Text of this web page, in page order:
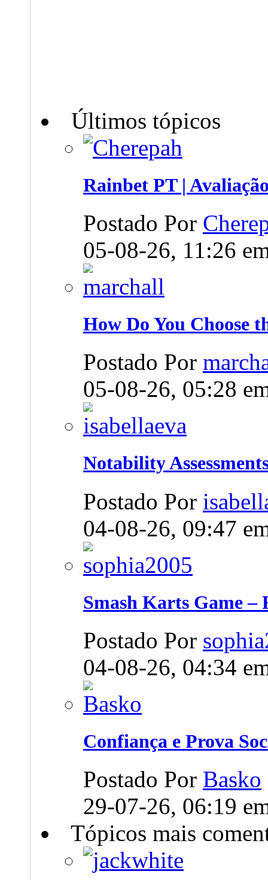
Últimos tópicos
Rainbet PT |
Postado Por
05-08-26, 11:26
How Do You Choose
Postado Por
05-08-26, 05:28
Notability
Postado Por
04-08-26, 09:47
Smash Karts Game –
Postado Por
04-08-26, 04:34
Confiança e Prova
Postado Por Basko
29-07-26, 06:19
Tópicos mais